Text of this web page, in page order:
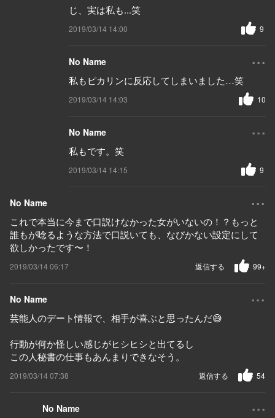
じ、実は私も...笑
2019/03/14 14:00 9
No Name ...
私もピカリンに反応してしまいました…笑
2019/03/14 14:03 10
No Name ...
私もです。笑
2019/03/14 14:15 9
No Name ...
これで本当に今まで口説けなかった女がいないの！？もっと
誰もが唸るような方法で口説いても、なびかない設定にして
欲しかったです〜！
2019/03/14 06:17 99+
返信する
No Name ...
芸能人のデート情報で、相手が喜ぶと思ったんだ😅
行動が何か怪しい感じがヒシヒシと出てるし
この人秘書の仕事もあんまりできなそう。
2019/03/14 07:38 54
返信する
No Name ...